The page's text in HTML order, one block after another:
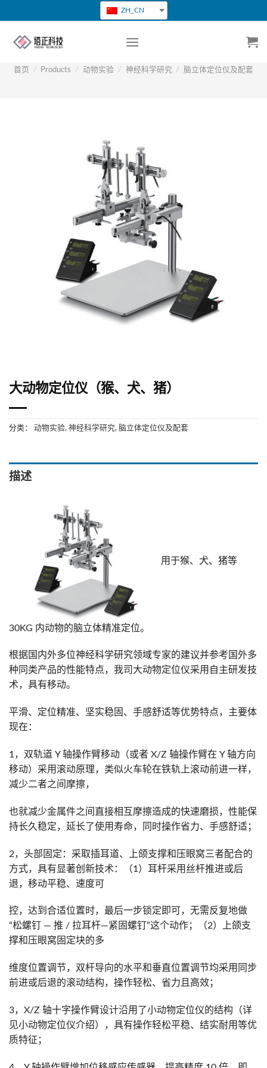
转
ZH_CN
首页 / Products / 动物实验 / 神经科学研究 / 脑立体定位仪及配套
大动物定位仪（猴、犬、猪）
分类： 动物实验, 神经科学研究, 脑立体定位仪及配套
描述
用于猴、犬、猪等
30KG 内动物的脑立体精准定位。
根据国内外多位神经科学研究领域专家的建议并参考国外多
种同类产品的性能特点，我司大动物定位仪采用自主研发技
术，具有移动。
平滑、定位精准、坚实稳固、手感舒适等优势特点，主要体
现在：
1，双轨道 Y 轴操作臂移动（或者 X/Z 轴操作臂在 Y 轴方向
移动）采用滚动原理，类似火车轮在铁轨上滚动前进一样，
减少二者之间摩擦，
也就减少金属件之间直接相互摩擦造成的快速磨损，性能保
持长久稳定，延长了使用寿命，同时操作省力、手感舒适；
2，头部固定：采取插耳道、上颌支撑和压眼窝三者配合的
方式，具有显著创新技术：（1）耳杆采用丝杆推进或后
退，移动平稳、速度可
控，达到合适位置时，最后一步锁定即可，无需反复地做
“松螺钉 — 推 / 拉耳杆—紧固螺钉”这个动作；（2）上颌支
撑和压眼窝固定块的多
维度位置调节，双杆导向的水平和垂直位置调节均采用同步
前进或后退的滚动结构，操作轻松、省力且高效；
3，X/Z 轴十字操作臂设计沿用了小动物定位仪的结构（详
见小动物定位仪介绍），具有操作轻松平稳、结实耐用等优
质特征；